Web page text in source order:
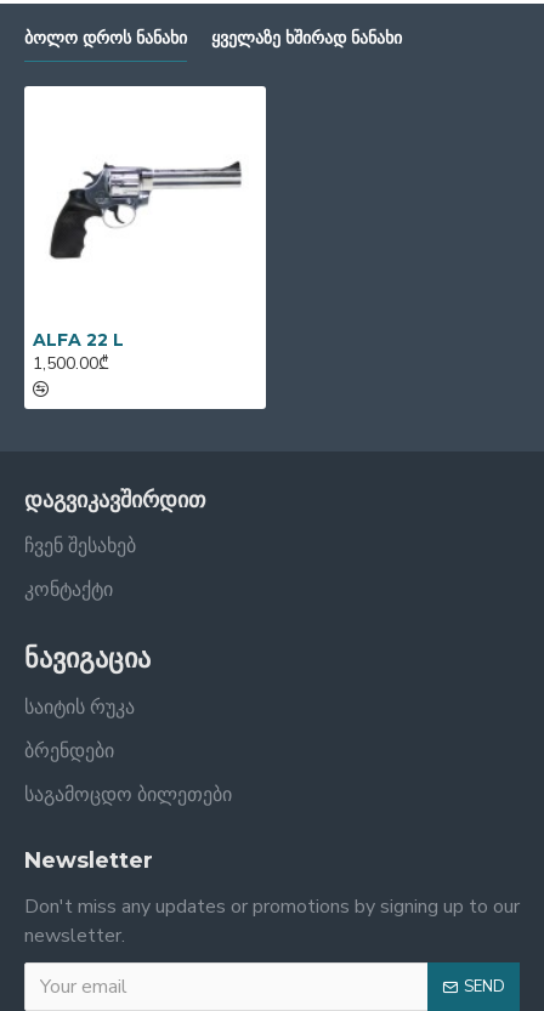
ᲑᲝᲚᲝ ᲓᲠᲝᲡ ᲜᲐᲜᲐᲮᲘ ᲧᲕᲔᲚᲐᲖᲔ ᲮᲨᲘᲠᲐᲓ ᲜᲐᲜᲐᲮᲘ
ALFA 22 L
1,500.00₾
დაგვიკავშირდით
ჩვენ შესახებ
კონტაქტი
ნავიგაცია
საიტის რუკა
ბრენდები
საგამოცდო ბილეთები
Newsletter
Don't miss any updates or promotions by signing up to our
newsletter.
SEND